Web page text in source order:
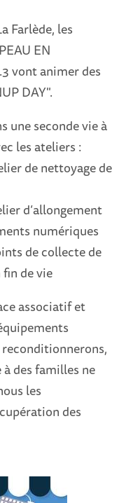
Farlède, les
EN
vont animer des
DAY".
une seconde vie à
les ateliers :
de nettoyage de
d’allongement
numériques
de collecte de
de vie
associatif et
des familles ne
les
des